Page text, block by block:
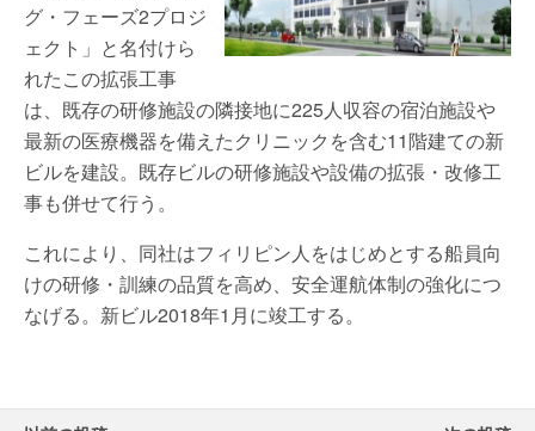
グ・フェーズ2プロジ
ェクト」と名付けら
れたこの拡張工事
は、既存の研修施設の隣接地に225人収容の宿泊施設や
最新の医療機器を備えたクリニックを含む11階建ての新
ビルを建設。既存ビルの研修施設や設備の拡張・改修工
事も併せて行う。
これにより、同社はフィリピン人をはじめとする船員向
けの研修・訓練の品質を高め、安全運航体制の強化につ
なげる。新ビル2018年1月に竣工する。